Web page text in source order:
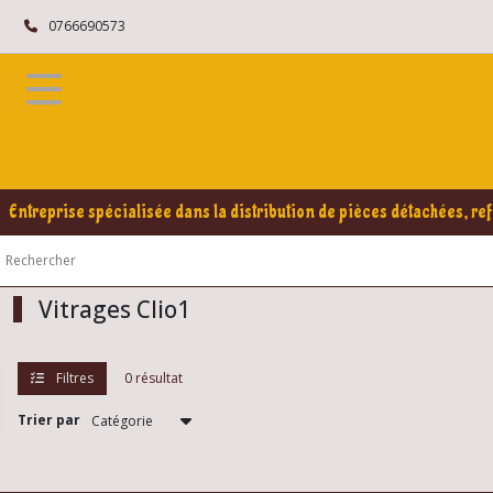
0766690573
Entreprise spécialisée dans la distribution de pièces détachées,
Vitrages Clio1
Filtres 0 résultat
Trier par
Fermer
FILTRES
Renault
Clio
carrosserie
Clio1
Joints
carrosserie
et